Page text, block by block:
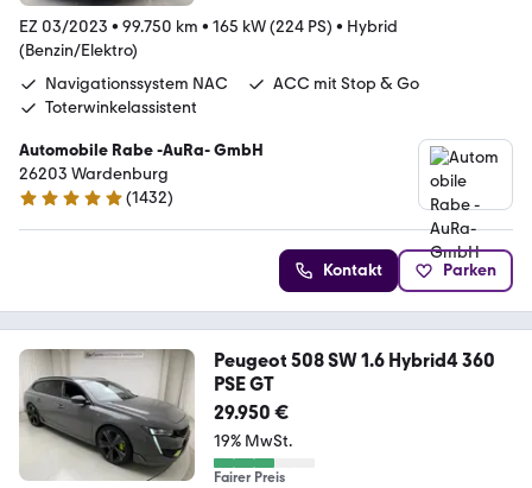
EZ 03/2023 • 99.750 km • 165 kW (224 PS) • Hybrid
(Benzin/Elektro)
Navigationssystem NAC
ACC mit Stop & Go
Toterwinkelassistent
Automobile Rabe -AuRa- GmbH
26203 Wardenburg
4.9 Sterne
(1432)
Kontakt Parken
Peugeot 508 SW 1.6 Hybrid4 360
PSE GT
29.950 €
19% MwSt.
Fairer Preis